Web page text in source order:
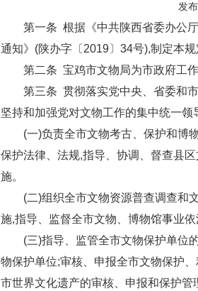
发
第一条 根据《中共陕西省委办公
通知》(陕办字〔2019〕34号),制定本规
第二条 宝鸡市文物局为市政府工作
第三条 贯彻落实党中央、省委和
坚持和加强党对文物工作的集中统一领
(一)负责全市文物考古、保护和博
保护法律、法规,指导、协调、督查县
施。
(二)组织全市文物资源普查调查和
施,指导、监督全市文物、博物馆事业依
(三)指导、监管全市文物保护单位
物保护单位;审核、申报全市文物保护
市世界文化遗产的审核、申报和保护管